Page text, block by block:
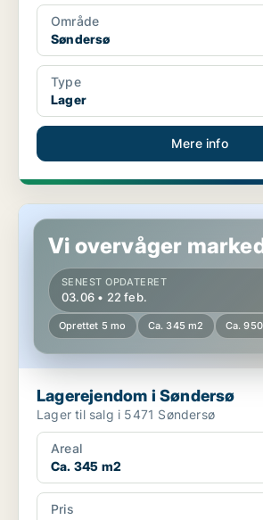
Område
Søndersø
Type
Lager
Mere info
Lagerejendom i Søndersø
Vi overvåger
SENEST OPDATERET
03.06 • 22 feb.
Oprettet 5 mo Ca. 345 m2 Ca.
Lagerejendom i Søndersø
Lager til salg i 5471 Søndersø
Areal
Ca. 345 m2
Pris